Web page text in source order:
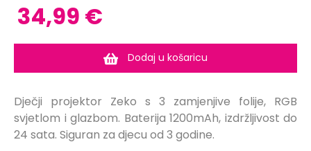
34,99 €
Dodaj u košaricu
Dječji projektor Zeko s 3 zamjenjive folije, RGB
svjetlom i glazbom. Baterija 1200mAh, izdržljivost do
24 sata. Siguran za djecu od 3 godine.